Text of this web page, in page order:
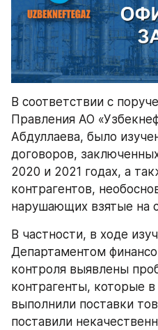
В соответствии с
Правления АО
Абдуллаева, было
договоров,
2020 и 2021 годах, а
контрагентов,
нарушающих взятые на
В частности, в ходе
Департаментом
контроля выявлены
контрагенты, которые в
выполнили поставки
поставили